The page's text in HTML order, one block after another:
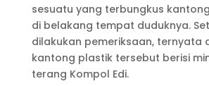
sesuatu yang terbungkus
di belakang tempat duduknya.
dilakukan pemeriksaan, ternyata
kantong plastik tersebut berisi
terang Kompol Edi.